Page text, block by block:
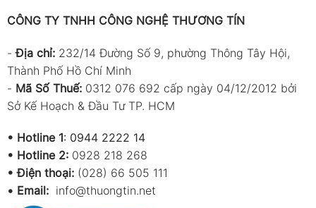
Thông số kỹ thuật
Thông số Giá trị
Dải đo nhiệt độ
Độ phân giải nhiệt độ 0.1°C
Độ chính xác nhiệt độ ±1.0°C (-10 đến 40°C), ±2.0°C
Dải đo độ ẩm
Độ phân giải độ ẩm
CÔNG TY TNHH CÔNG NGHỆ THƯƠNG TÍN
-Địa chỉ: 232/14 Đường Số 9, phường Thông Tây Hội,
Thành Phố Hồ Chí Minh
- Mã Số Thuế: 0312 076 692 cấp ngày 04/12/2012 bởi
Sở Kế Hoạch & Đầu Tư TP. HCM
• Hotline 1: 0944 2222 14
• Hotline 2: 0928 218 268
• Điện thoại: (028) 66 505 111
• Email: info@thuongtin.net